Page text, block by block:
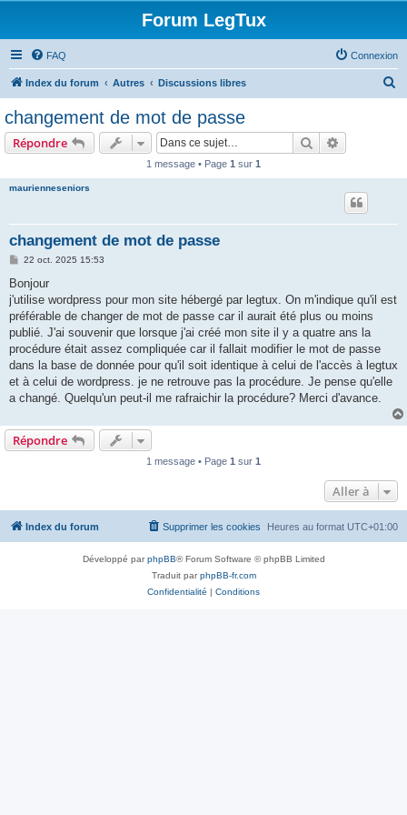
Forum LegTux
FAQ Connexion
Index du forum Autres Discussions libres
changement de mot de passe
Répondre Rechercher
1 message • Page 1 sur 1
maurienneseniors
changement de mot de passe
M
s
a
g
22 oct. 2025 15:53
Bonjour
j'utilise wordpress pour mon site hébergé par legtux. On m'indique qu'il est
préférable de changer de mot de passe car il aurait été plus ou moins
publié. J'ai souvenir que lorsque j'ai créé mon site il y a quatre ans la
procédure était assez compliquée car il fallait modifier le mot de passe
dans la base de donnée pour qu'il soit identique à celui de l'accès à legtux
et à celui de wordpress. je ne retrouve pas la procédure. Je pense qu'elle
a changé. Quelqu'un peut-il me rafraichir la procédure? Merci d'avance.
Répondre
1 message • Page 1 sur 1
Aller à
Index du forum Heures au format UTC+01:00
Supprimer les cookies
Développé parphpBB® Forum Software © phpBB Limited
Traduit parphpBB-fr.com
Confidentialité | Conditions